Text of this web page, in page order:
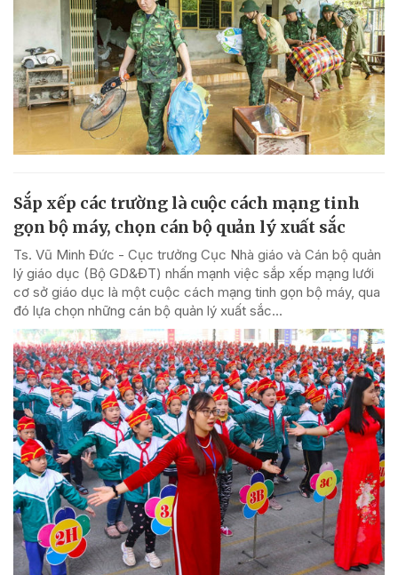
Sắp xếp các trường là cuộc cách mạng tinh
gọn bộ máy, chọn cán bộ quản lý xuất sắc
Ts. Vũ Minh Đức - Cục trưởng Cục Nhà giáo và Cán bộ quản
lý giáo dục (Bộ GD&ĐT) nhấn mạnh việc sắp xếp mạng lưới
cơ sở giáo dục là một cuộc cách mạng tinh gọn bộ máy, qua
đó lựa chọn những cán bộ quản lý xuất sắc...